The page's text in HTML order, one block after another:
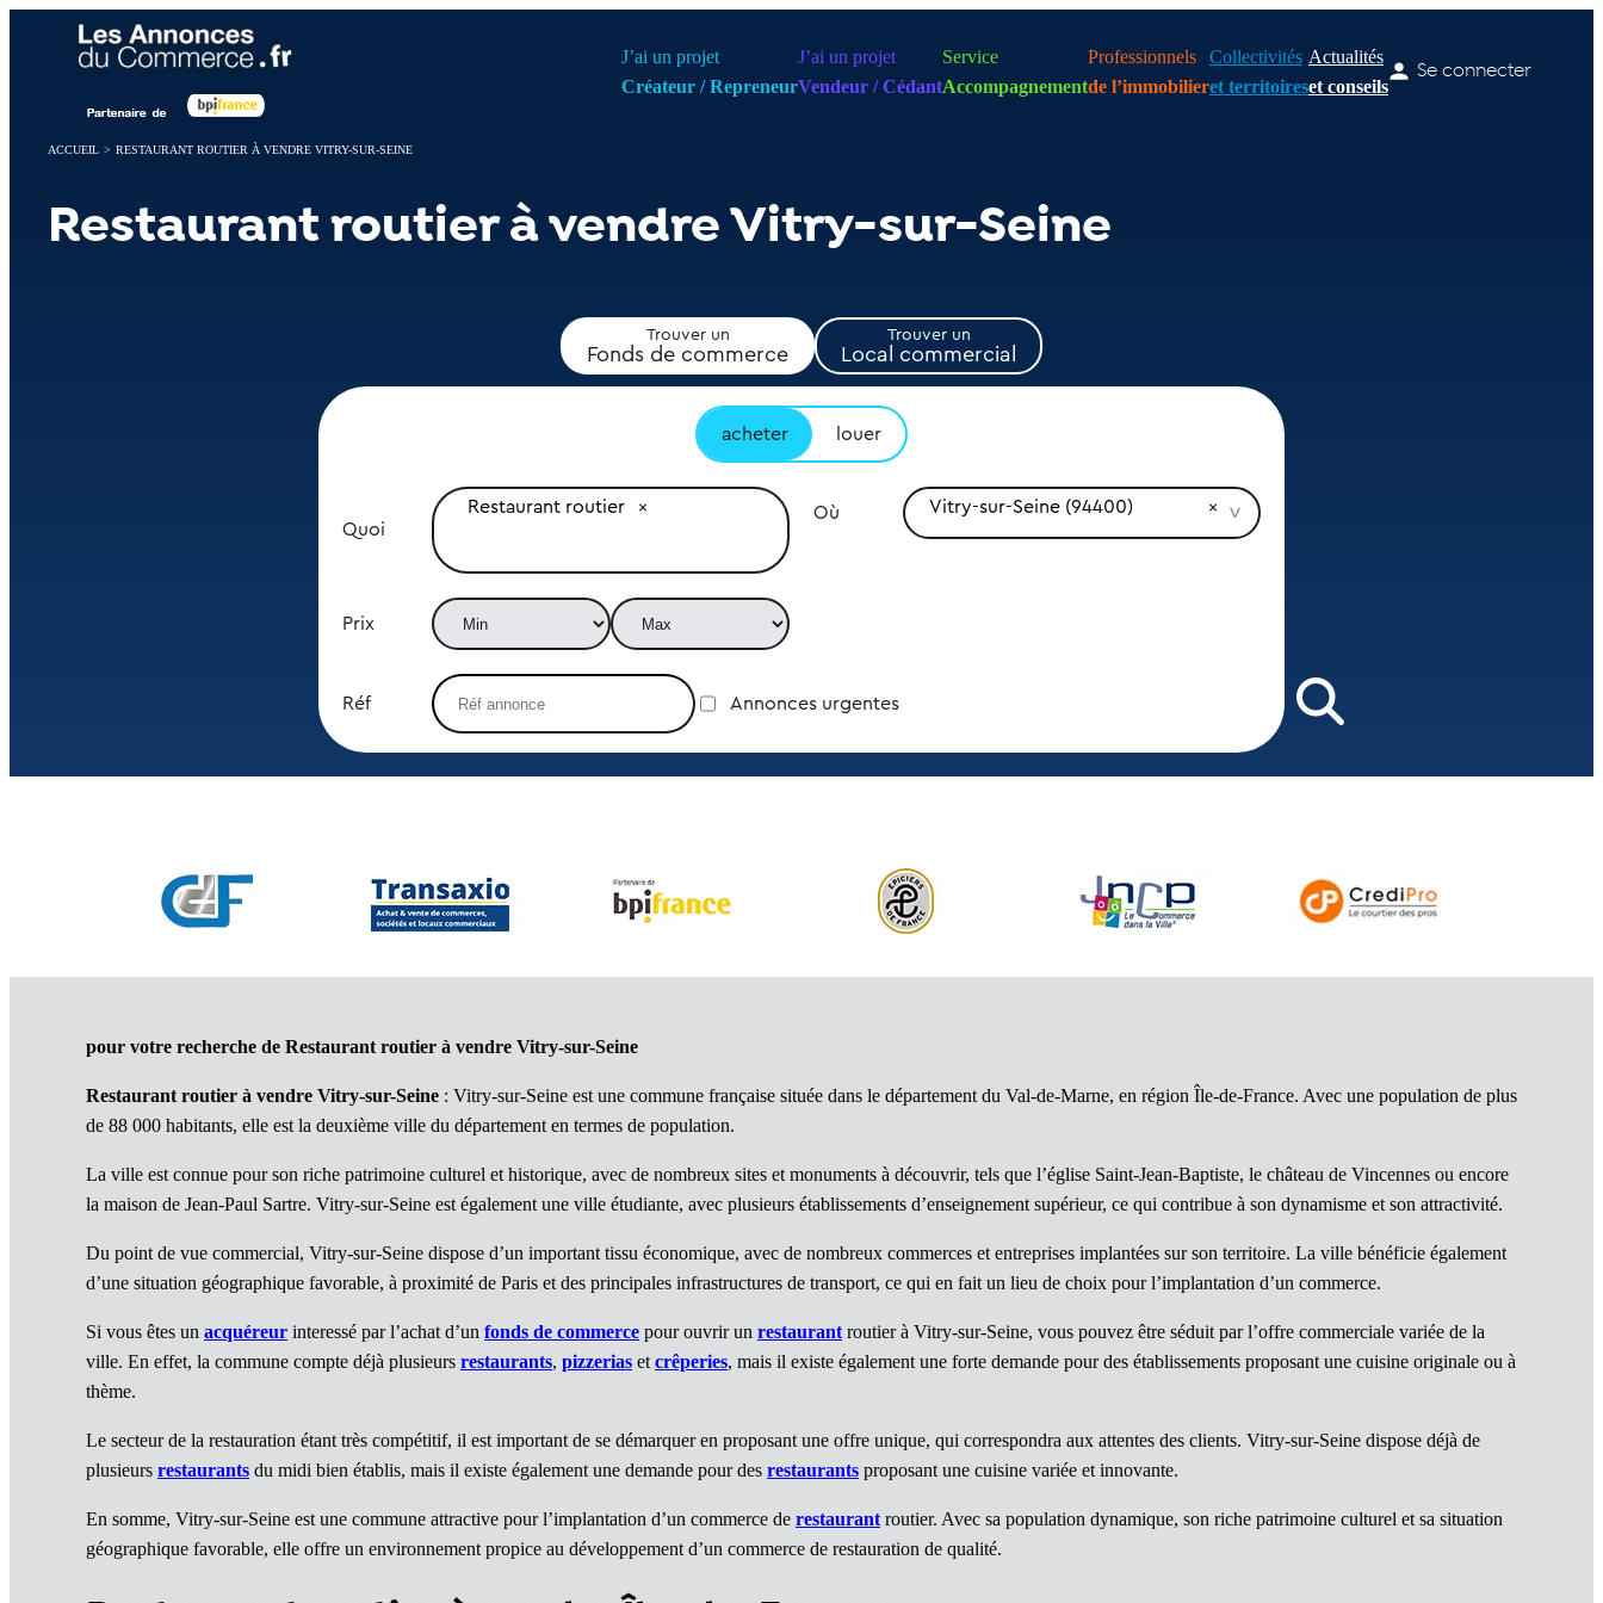
J’ai un projet
Créateur / Repreneur
J’ai un projet
Vendeur / Cédant
Service
Accompagnement
Professionnels
de l’immobilier
Collectivités
et territoires
Actualités
et conseils
Se connecter
ACCUEIL > RESTAURANT ROUTIER À VENDRE VITRY-SUR-SEINE
Restaurant routier à vendre Vitry-sur-Seine
Trouver un
Fonds de commerce
Trouver un
Local commercial
acheter louer
Quoi
Restaurant routier Où Vitry-sur-Seine (94400)
Prix
Réf Annonces urgentes
pour votre recherche de Restaurant routier à vendre Vitry-sur-Seine
Restaurant routier à vendre Vitry-sur-Seine : Vitry-sur-Seine est une commune française située dans le département du Val-de-Marne, en région Île-de-France. Avec une population de plus
de 88 000 habitants, elle est la deuxième ville du département en termes de population.
La ville est connue pour son riche patrimoine culturel et historique, avec de nombreux sites et monuments à découvrir, tels que l’église Saint-Jean-Baptiste, le château de Vincennes ou encore
la maison de Jean-Paul Sartre. Vitry-sur-Seine est également une ville étudiante, avec plusieurs établissements d’enseignement supérieur, ce qui contribue à son dynamisme et son attractivité.
Du point de vue commercial, Vitry-sur-Seine dispose d’un important tissu économique, avec de nombreux commerces et entreprises implantées sur son territoire. La ville bénéficie également
d’une situation géographique favorable, à proximité de Paris et des principales infrastructures de transport, ce qui en fait un lieu de choix pour l’implantation d’un commerce.
Si vous êtes un acquéreur interessé par l’achat d’un fonds de commerce pour ouvrir un restaurant routier à Vitry-sur-Seine, vous pouvez être séduit par l’offre commerciale variée de la
ville. En effet, la commune compte déjà plusieurs restaurants, pizzerias et crêperies, mais il existe également une forte demande pour des établissements proposant une cuisine originale ou à
thème.
Le secteur de la restauration étant très compétitif, il est important de se démarquer en proposant une offre unique, qui correspondra aux attentes des clients. Vitry-sur-Seine dispose déjà de
plusieurs restaurants du midi bien établis, mais il existe également une demande pour des restaurants proposant une cuisine variée et innovante.
En somme, Vitry-sur-Seine est une commune attractive pour l’implantation d’un commerce de restaurant routier. Avec sa population dynamique, son riche patrimoine culturel et sa situation
géographique favorable, elle offre un environnement propice au développement d’un commerce de restauration de qualité.
Panneau de gestion des cookies